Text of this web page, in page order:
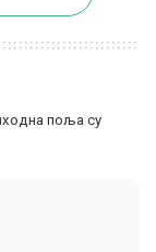
поља су